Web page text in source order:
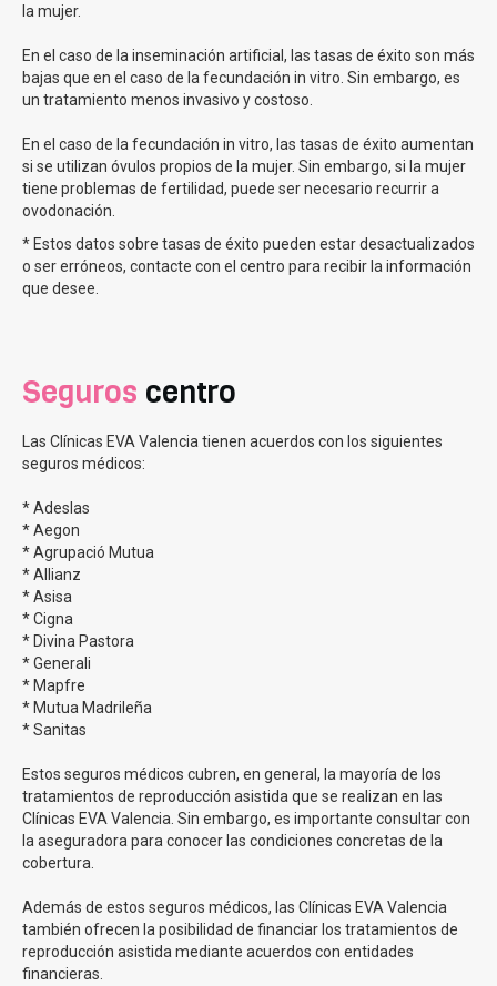
métodos de reproducción asistida, como la fertilización in
Tipos de inseminación artificial en Clínicas EVA
En Clínicas Eva ofrecemos los dos tipos principales de
inseminación artificial:
La inseminación artificial conyugal (IAC):
procedimiento. Se recolecta la muestra de semen y se
procesa en el laboratorio para separar los
espermatozoides de mayor calidad. Luego, estos
una muestra de semen de un donante anónimo que
cumple con los criterios de selección establecidos. La
muestra de semen de donante se descongela y se
procesa en el laboratorio de manera similar a la IAC. Este
son por parte del hombre.
Tasas de éxito en la inseminación artificial en Clínicas
EVA
En Clínicas Eva tenemos una tasa de éxito para
nuestro tratamiento de inseminación que supera el
20% a la media nacional
poder continuar ofreciendo estos números y de poder
continuar ayudando a nuestros pacientes en su sueño de
Precios inseminación artificial en Clínicas EVA
EnClinicas Eva puedes realizar tu Inseminación
Disponen de una financiación para todos sus tratamientos.
Todos nuestros tratamientos:
la mujer.
En el caso de la inseminación artificial, las tasas de éxito son más
bajas que en el caso de la fecundación in vitro. Sin embargo, es
un tratamiento menos invasivo y costoso.
En el caso de la fecundación in vitro, las tasas de éxito aumentan
si se utilizan óvulos propios de la mujer. Sin embargo, si la mujer
tiene problemas de fertilidad, puede ser necesario recurrir a
ovodonación.
* Estos datos sobre tasas de éxito pueden estar desactualizados
o ser erróneos, contacte con el centro para recibir la información
que desee.
Seguros centro
Las Clínicas EVA Valencia tienen acuerdos con los siguientes
seguros médicos:
* Adeslas
* Aegon
* Agrupació Mutua
* Allianz
* Asisa
* Cigna
* Divina Pastora
* Generali
* Mapfre
* Mutua Madrileña
* Sanitas
Estos seguros médicos cubren, en general, la mayoría de los
tratamientos de reproducción asistida que se realizan en las
Clínicas EVA Valencia. Sin embargo, es importante consultar con
la aseguradora para conocer las condiciones concretas de la
cobertura.
Además de estos seguros médicos, las Clínicas EVA Valencia
también ofrecen la posibilidad de financiar los tratamientos de
reproducción asistida mediante acuerdos con entidades
financieras.